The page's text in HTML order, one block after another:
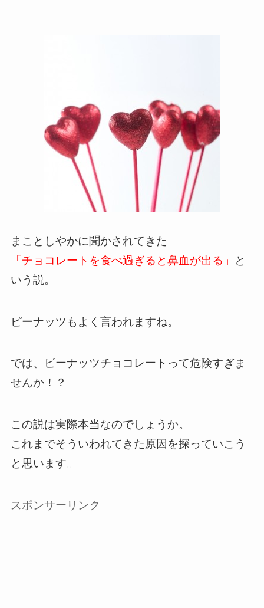
まことしやかに聞かされてきた
「チョコレートを食べ過ぎると鼻血が出る」
と
いう説。
ピーナッツもよく言われますね。
では、ピーナッツチョコレートって危険すぎま
せんか！？
この説は実際本当なのでしょうか。
これまでそういわれてきた原因を探っていこう
と思います。
スポンサーリンク